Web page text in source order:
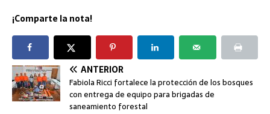
¡Comparte la nota!
ANTERIOR
Fabiola Ricci fortalece la protección de los bosques
con entrega de equipo para brigadas de
saneamiento forestal